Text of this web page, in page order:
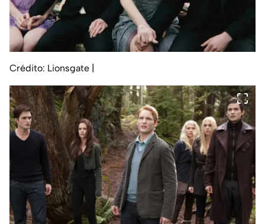
Crédito: Lionsgate |